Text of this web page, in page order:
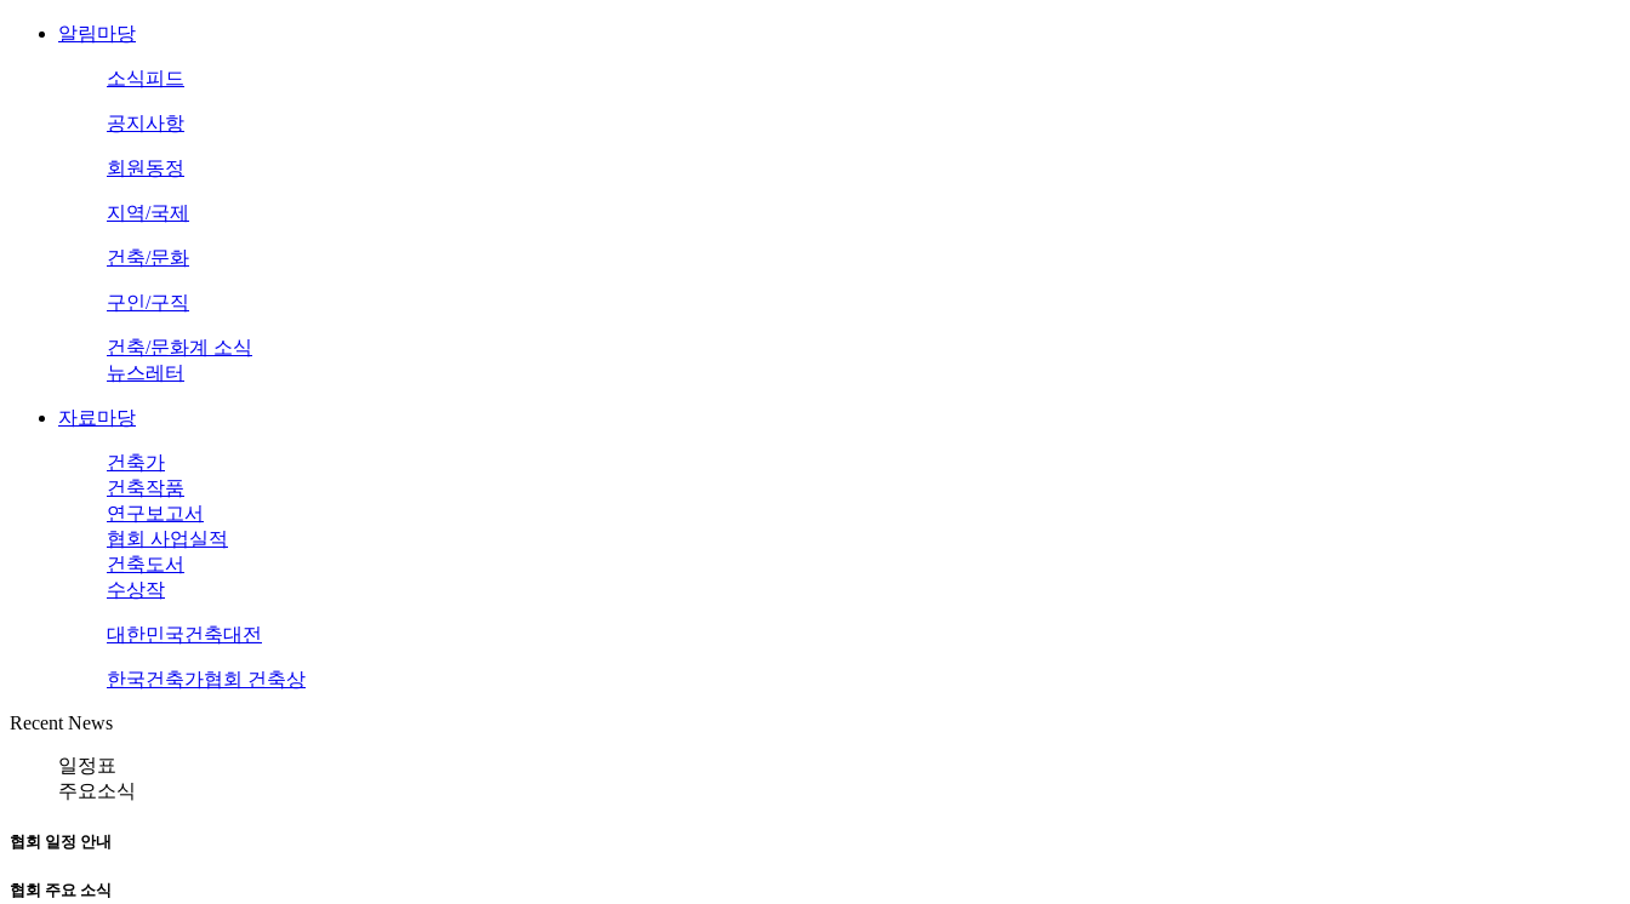
알림마당
소식피드
공지사항
회원동정
지역/국제
건축/문화
구인/구직
건축/문화계 소식
뉴스레터
자료마당
건축가
건축작품
연구보고서
협회 사업실적
건축도서
수상작
대한민국건축대전
한국건축가협회 건축상
Recent News
일정표
주요소식
협회 일정 안내
협회 주요 소식